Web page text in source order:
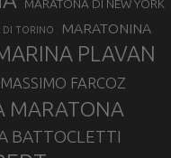
MARATONA DI NEW YORK
DI TORINO MARATONINA
PLAVAN
MASSIMO FARCOZ
MARATONA
BATTOCLETTI